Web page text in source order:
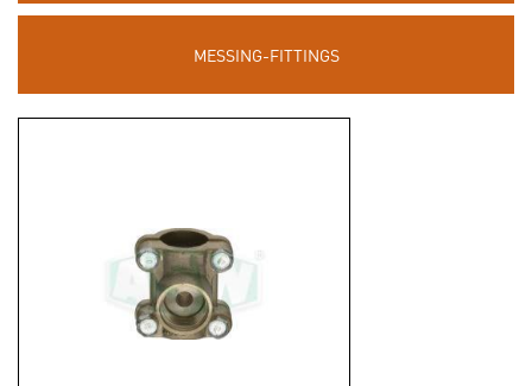
MESSING-FITTINGS